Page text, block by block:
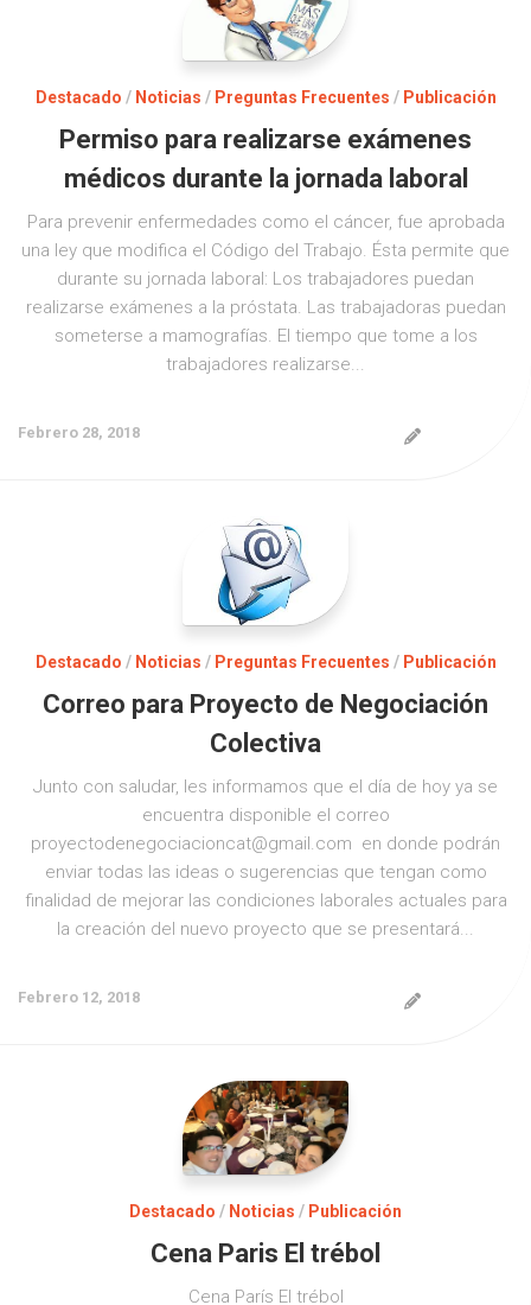
Destacado / Noticias / Preguntas Frecuentes / Publicación
Permiso para realizarse exámenes
médicos durante la jornada laboral
Para prevenir enfermedades como el cáncer, fue aprobada
una ley que modifica el Código del Trabajo. Ésta permite que
durante su jornada laboral: Los trabajadores puedan
realizarse exámenes a la próstata. Las trabajadoras puedan
someterse a mamografías. El tiempo que tome a los
trabajadores realizarse...
Febrero 28, 2018
Destacado / Noticias / Preguntas Frecuentes / Publicación
Correo para Proyecto de Negociación
Colectiva
Junto con saludar, les informamos que el día de hoy ya se
encuentra disponible el correo
proyectodenegociacioncat@gmail.com en donde podrán
enviar todas las ideas o sugerencias que tengan como
finalidad de mejorar las condiciones laborales actuales para
la creación del nuevo proyecto que se presentará...
Febrero 12, 2018
Destacado / Noticias / Publicación
Cena Paris El trébol
Cena París El trébol